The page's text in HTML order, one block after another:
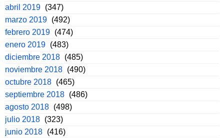
abril 2019 (347)
marzo 2019 (492)
febrero 2019 (474)
enero 2019 (483)
diciembre 2018 (485)
noviembre 2018 (490)
octubre 2018 (465)
septiembre 2018 (486)
agosto 2018 (498)
julio 2018 (323)
junio 2018 (416)